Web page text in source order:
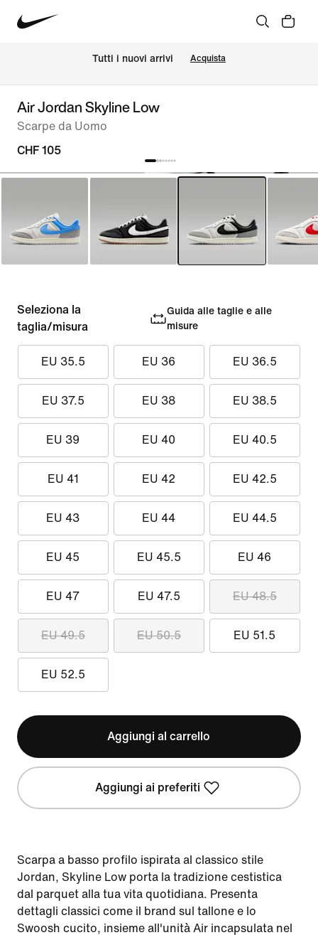
Tutti i nuovi arrivi Acquista
Air Jordan Skyline Low
Scarpe da Uomo
CHF 105
Seleziona la
taglia/misura
Guida alle taglie e alle
misure
EU 35.5 EU 36 EU 36.5
EU 37.5 EU 38 EU 38.5
EU 39 EU 40 EU 40.5
EU 41 EU 42 EU 42.5
EU 43 EU 44 EU 44.5
EU 45 EU 45.5 EU 46
EU 47 EU 47.5 EU 48.5
EU 49.5 EU 50.5 EU 51.5
EU 52.5
Aggiungi al carrello
Aggiungi ai preferiti
Scarpa a basso profilo ispirata al classico stile
Jordan, Skyline Low porta la tradizione cestistica
dal parquet alla tua vita quotidiana. Presenta
dettagli classici come il brand sul tallone e lo
Swoosh cucito, insieme all'unità Air incapsulata nel